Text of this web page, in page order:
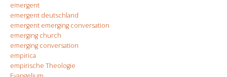
emergent
emergent deutschland
emergent emerging conversation
emerging church
emerging conversation
empirica
empirische Theologie